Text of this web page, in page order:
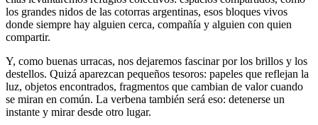
ellas levantaremos refugios colectivos: espacios compartidos, como
los grandes nidos de las cotorras argentinas, esos bloques vivos
donde siempre hay alguien cerca, compañía y alguien con quien
Y, como buenas urracas, nos dejaremos fascinar por los brillos y los
destellos. Quizá aparezcan pequeños tesoros: papeles que reflejan la
luz, objetos encontrados, fragmentos que cambian de valor cuando
se miran en común. La verbena también será eso: detenerse un